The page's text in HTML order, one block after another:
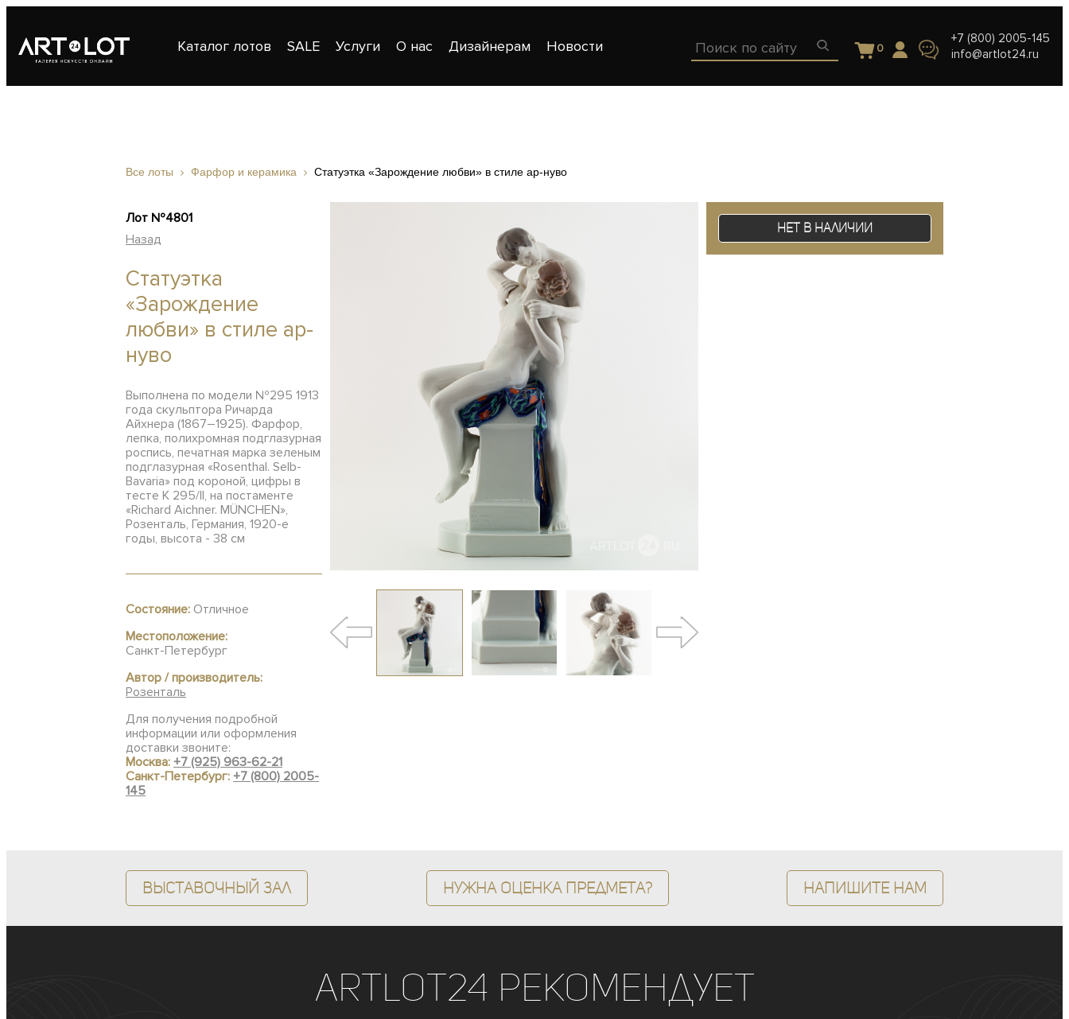
Каталог лотов SALE Услуги О нас Дизайнерам Новости 0
+7 (800) 2005-145
info@artlot24.ru
Все лоты Фарфор и керамика Статуэтка «Зарождение любви» в стиле ар-нуво
Лот №4801
Назад
Статуэтка
«Зарождение
любви» в стиле ар-
нуво
Выполнена по модели №295 1913
года скульптора Ричарда
Айхнера (1867–1925). Фарфор,
лепка, полихромная подглазурная
роспись, печатная марка зеленым
подглазурная «Rosenthal. Selb-
Bavaria» под короной, цифры в
тесте К 295/II, на постаменте
«Richard Aichner. MÜNCHEN»,
Розенталь, Германия, 1920-е
годы, высота - 38 см
Состояние: Отличное
Местоположение:
Санкт-Петербург
Автор / производитель:
Розенталь
Для получения подробной
информации или оформления
доставки звоните:
Москва: +7 (925) 963-62-21
Санкт-Петербург: +7 (800) 2005-
145
Нет в наличии
Выставочный зал Нужна оценка предмета? Напишите нам
ArtLot24 рекомендует